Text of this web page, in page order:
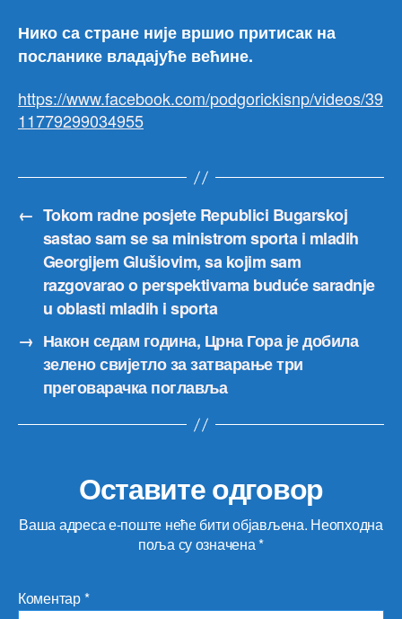
Нико са стране није вршио притисак на
посланике владајуће већине.
https://www.facebook.com/podgorickisnp/videos/39
11779299034955
← Tokom radne posjete Republici Bugarskoj
sastao sam se sa ministrom sporta i mladih
Georgijem Glušiovim, sa kojim sam
razgovarao o perspektivama buduće saradnje
u oblasti mladih i sporta
→ Након седам година, Црна Гора је добила
зелено свијетло за затварање три
преговарачка поглавља
Оставите одговор
Ваша адреса е-поште неће бити објављена. Неопходна
поља су означена*
Коментар*